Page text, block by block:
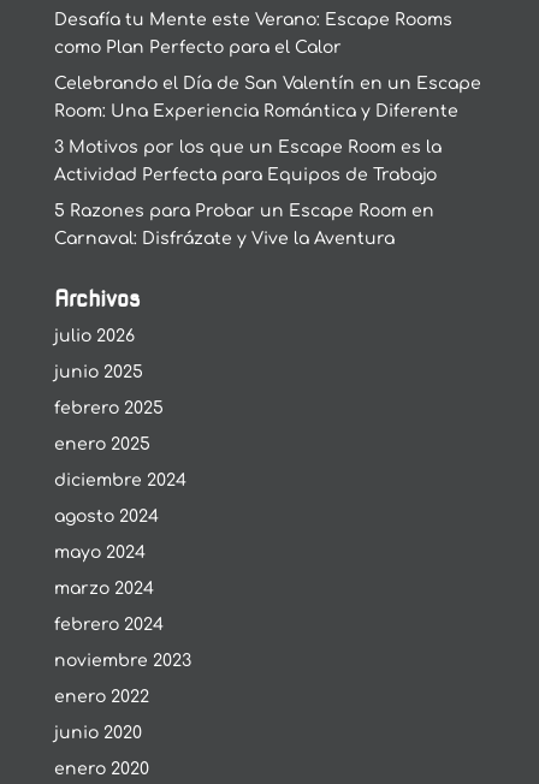
Desafía tu Mente este Verano: Escape Rooms
como Plan Perfecto para el Calor
Celebrando el Día de San Valentín en un Escape
Room: Una Experiencia Romántica y Diferente
3 Motivos por los que un Escape Room es la
Actividad Perfecta para Equipos de Trabajo
5 Razones para Probar un Escape Room en
Carnaval: Disfrázate y Vive la Aventura
Archivos
julio 2026
junio 2025
febrero 2025
enero 2025
diciembre 2024
agosto 2024
mayo 2024
marzo 2024
febrero 2024
noviembre 2023
enero 2022
junio 2020
enero 2020